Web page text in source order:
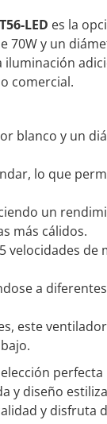
LED es la
y un
comercial.
blanco y un
lo que
un
más cálidos.
velocidades
a
este
diseño
y